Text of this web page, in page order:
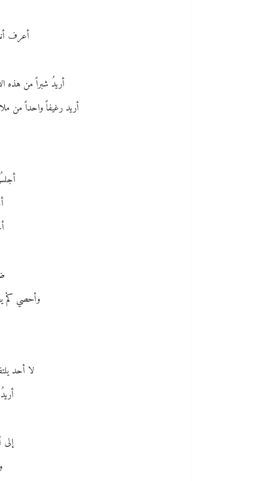
أعرف
أريدُ شبراً من هذه
أريد رغيفاً واحداً من
وأحصي كمْ
لا أحد